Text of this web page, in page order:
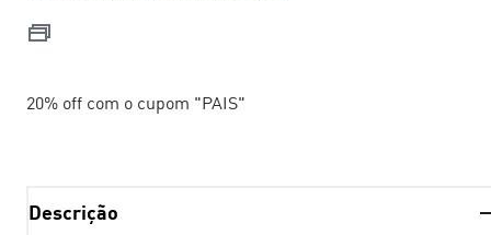
20% off com o cupom "PAIS"
Descrição